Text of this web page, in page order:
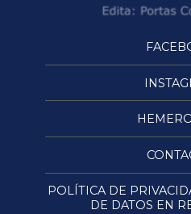
POLÍTICA DE
DE DATOS EN